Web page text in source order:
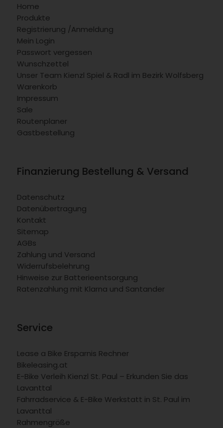
Home
Produkte
Registrierung /Anmeldung
Mein Login
Passwort vergessen
Wunschzettel
Unser Team Kienzl Spiel & Radl im Bezirk Wolfsberg
Warenkorb
Impressum
Sale
Routenplaner
Gastbestellung
Finanzierung Bestellung & Versand
Datenschutz
Datenübertragung
Kontakt
Sitemap
AGBs
Zahlung und Versand
Widerrufsbelehrung
Hinweise zur Batterieentsorgung
Ratenzahlung mit Klarna und Santander
Service
Lease a Bike Ersparnis Rechner
Bikeleasing.at
E-Bike Verleih Kienzl St. Paul – Erkunden Sie das
Lavanttal
Fahrradservice & E-Bike Werkstatt in St. Paul im
Lavanttal
Rahmengröße